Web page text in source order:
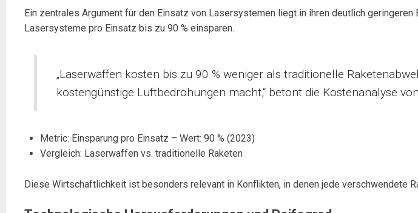
Ein zentrales Argument für den Einsatz von Lasersystemen liegt in ihren deutlich
Lasersysteme pro Einsatz bis zu 90 % einsparen.
„Laserwaffen kosten bis zu 90 % weniger als traditionelle
kostengünstige Luftbedrohungen macht,“ betont die Kostenanalyse
Metric: Einsparung pro Einsatz – Wert: 90 % (2023)
Vergleich: Laserwaffen vs. traditionelle Raketen
Diese Wirtschaftlichkeit ist besonders relevant in Konflikten, in denen jede verschwendete